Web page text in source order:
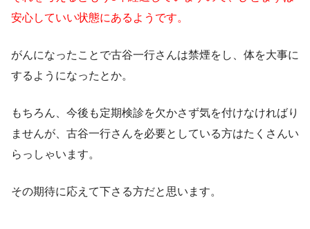
安心していい状態にあるようです。
がんになったことで古谷一行さんは禁煙をし、体を大事に
するようになったとか。
もちろん、今後も定期検診を欠かさず気を付けなければり
ませんが、古谷一行さんを必要としている方はたくさんい
らっしゃいます。
その期待に応えて下さる方だと思います。